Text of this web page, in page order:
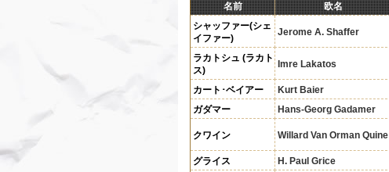
名前 欧名
シャッファー(シェ
イファー)
Jerome A. Shaffer
ラカトシュ (ラカト
ス)
Imre Lakatos
カート･ベイアー Kurt Baier
ガダマー
Hans-Georg Gadamer
クワイン Willard Van Orman Quine
グライス
H. Paul Grice